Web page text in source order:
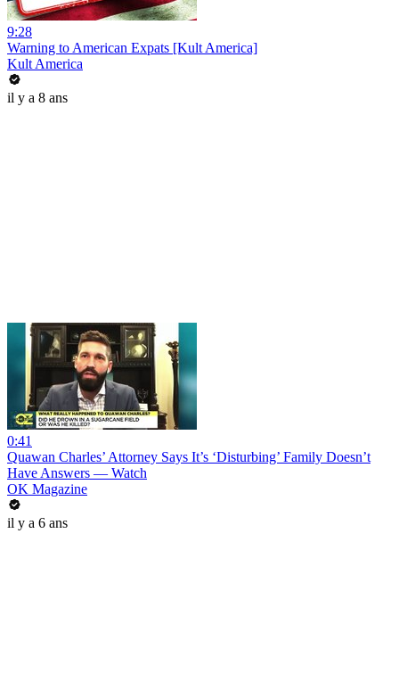
9:28
Warning to American Expats [Kult America]
Kult America
il y a 8 ans
0:41
Quawan Charles’ Attorney Says It’s ‘Disturbing’ Family Doesn’t
Have Answers — Watch
OK Magazine
il y a 6 ans